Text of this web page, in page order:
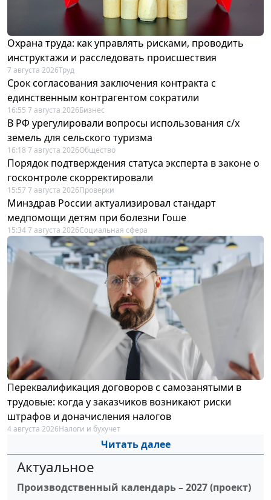
Охрана труда: как управлять рисками, проводить
инструктажи и расследовать происшествия
7 августа 2026Труд
Срок согласования заключения контракта с
единственным контрагентом сократили
16:55 7 августа 2026Бизнес
В РФ урегулировали вопросы использования с/х
земель для сельского туризма
16:18 7 августа 2026Общество
Порядок подтверждения статуса эксперта в законе о
госконтроле скорректировали
15:57 7 августа 2026Проверки
Минздрав России актуализировал стандарт
медпомощи детям при болезни Гоше
15:34 7 августа 2026Социальная сфера
Переквалификация договоров с самозанятыми в
трудовые: когда у заказчиков возникают риски
штрафов и доначисления налогов
4 августа 2026Налоги и бухучет
Читать далее
Актуальное
Производственный календарь – 2027 (проект)